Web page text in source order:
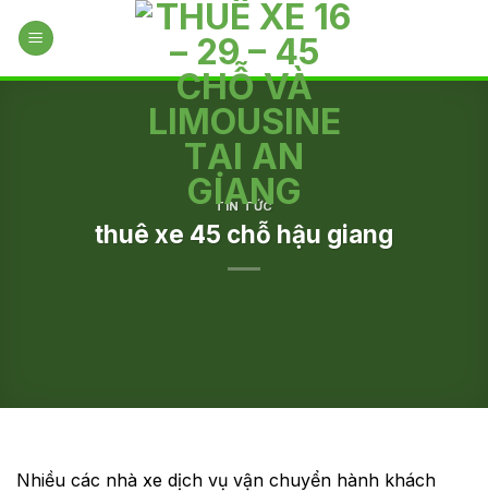
TIN TỨC
thuê xe 45 chỗ hậu giang
Nhiều các nhà xe dịch vụ vận chuyển hành khách